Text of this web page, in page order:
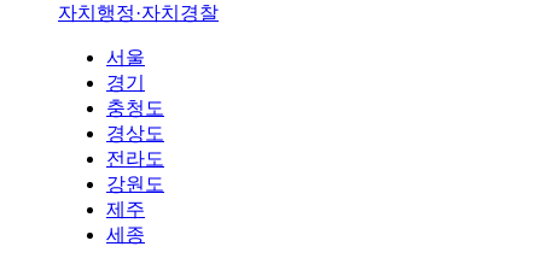
자치행정·자치경찰
서울
경기
충청도
경상도
전라도
강원도
제주
세종